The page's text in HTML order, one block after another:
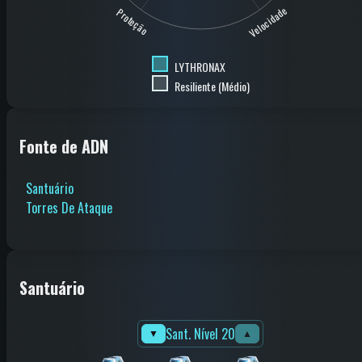
Velocidade
Proteção
LYTHRONAX
Resiliente (Médio)
Fonte de ADN
Santuário
Torres De Ataque
Santuário
▼ Sant. Nível 20 ▲